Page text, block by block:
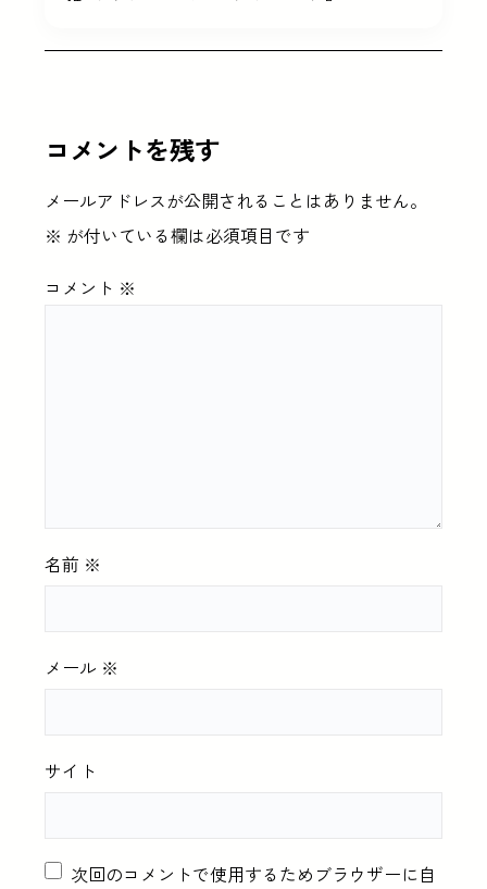
コメントを残す
メールアドレスが公開されることはありません。
※ が付いている欄は必須項目です
コメント ※
名前 ※
メール ※
サイト
次回のコメントで使用するためブラウザーに自